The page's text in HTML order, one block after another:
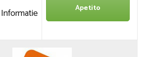
Informatie Apetito